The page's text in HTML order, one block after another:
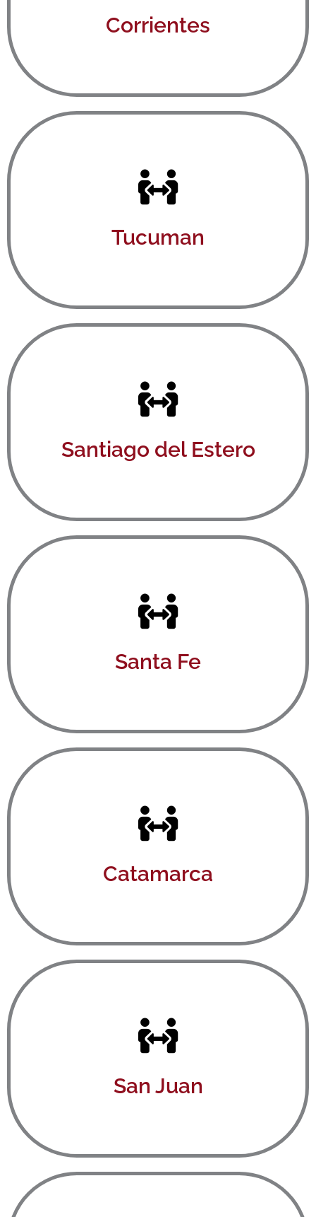
Corrientes
Tucuman
Ver aquí
Santiago del Estero
Ver aquí
Santa Fe
Ver aquí
Catamarca
Ver aquí
San Juan
Ver aquí